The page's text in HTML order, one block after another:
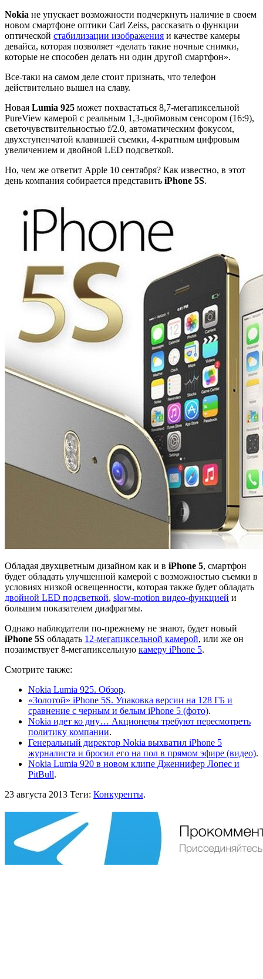
Nokia не упускает возможности подчеркнуть наличие в своем
новом смартфоне оптики Carl Zeiss, рассказать о функции
оптической стабилизации изображения и качестве камеры
девайса, которая позволяет «делать такие ночные снимки,
которые не способен делать ни один другой смартфон».
Все-таки на самом деле стоит признать, что телефон
действительно вышел на славу.
Новая Lumia 925 может похвастаться 8,7-мегапиксельной
PureView камерой с реальным 1,3-дюймовым сенсором (16:9),
светочувствительностью f/2.0, автоматическим фокусом,
двухступенчатой клавишей съемки, 4-кратным цифровым
увеличением и двойной LED подсветкой.
Но, чем же ответит Apple 10 сентября? Как известно, в этот
день компания собирается представить iPhone 5S.
Обладая двухцветным дизайном как и в iPhone 5, смартфон
будет обладать улучшенной камерой с возможностью съемки в
условиях низкой освещенности, которая также будет обладать
двойной LED подсветкой, slow-motion видео-функцией и
большим показателем диафрагмы.
Однако наблюдатели по-прежнему не знают, будет новый
iPhone 5S обладать 12-мегапиксельной камерой, или же он
позаимствует 8-мегапиксельную камеру iPhone 5.
Смотрите также:
Nokia Lumia 925. Обзор.
«Золотой» iPhone 5S. Упаковка версии на 128 ГБ и
сравнение с черным и белым iPhone 5 (фото).
Nokia идет ко дну… Акционеры требуют пересмотреть
политику компании.
Генеральный директор Nokia выхватил iPhone 5
журналиста и бросил его на пол в прямом эфире (видео).
Nokia Lumia 920 в новом клипе Дженнифер Лопес и
PitBull.
23 августа 2013 Теги: Конкуренты.